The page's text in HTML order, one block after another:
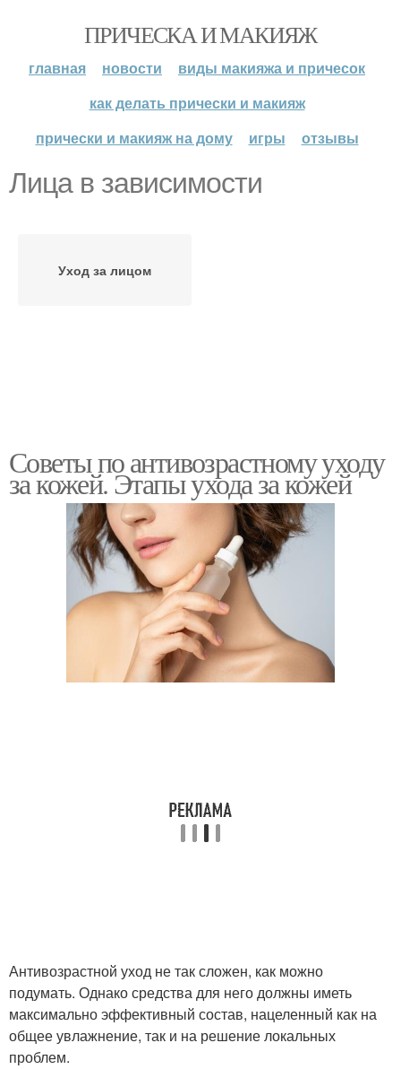
ПРИЧЕСКА И МАКИЯЖ
главная новости
виды макияжа и причесок
как делать прически и макияж
прически и макияж на дому
игры отзывы
Лица в зависимости
Уход за лицом
Советы по антивозрастному уходу
за кожей. Этапы ухода за кожей
Антивозрастной уход не так сложен, как можно
подумать. Однако средства для него должны иметь
максимально эффективный состав, нацеленный как на
общее увлажнение, так и на решение локальных
проблем.